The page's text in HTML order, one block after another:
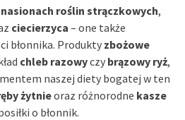
nasionach roślin strączkowych,
ciecierzyca – one także
błonnika. Produkty zbożowe
chleb razowyczy brązowy ryż,
naszej diety bogatej w ten
żytnieoraz różnorodne kasze
o błonnik.